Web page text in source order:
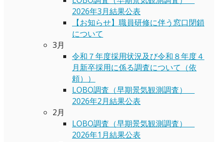
2026年3月結果公表
【お知らせ】職員研修に伴う窓口閉鎖
について
3月
令和７年度採用状況及び令和８年度４
月新卒採用に係る調査について（依
頼））
LOBO調査（早期景気観測調査）
2026年2月結果公表
2月
LOBO調査（早期景気観測調査）
2026年1月結果公表